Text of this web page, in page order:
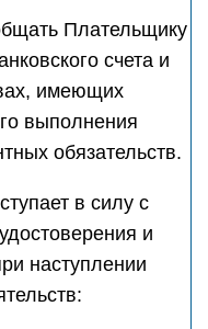
Плательщику
счета и
имеющих
выполнения
обязательств.
в силу с
и
наступлении